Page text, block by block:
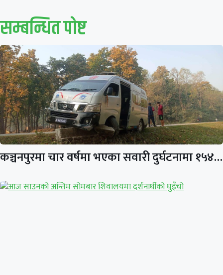
सम्बन्धित पाेष्ट
कञ्चनपुरमा चार वर्षमा भएका सवारी दुर्घटनामा १५४…